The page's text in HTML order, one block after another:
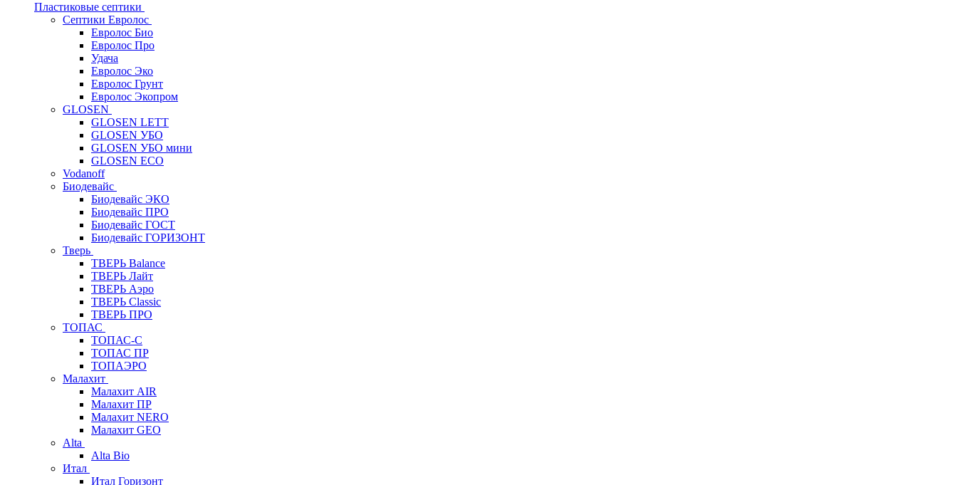
Пластиковые септики
Септики Евролос
Евролос Био
Евролос Про
Удача
Евролос Эко
Евролос Грунт
Евролос Экопром
GLOSEN
GLOSEN LETT
GLOSEN УБО
GLOSEN УБО мини
GLOSEN ECO
Vodanoff
Биодевайс
Биодевайс ЭКО
Биодевайс ПРО
Биодевайс ГОСТ
Биодевайс ГОРИЗОНТ
Тверь
ТВЕРЬ Balance
ТВЕРЬ Лайт
ТВЕРЬ Аэро
ТВЕРЬ Classic
ТВЕРЬ ПРО
ТОПАС
ТОПАС-С
ТОПАС ПР
ТОПАЭРО
Малахит
Малахит AIR
Малахит ПР
Малахит NERO
Малахит GEO
Alta
Alta Bio
Итал
Итал Горизонт